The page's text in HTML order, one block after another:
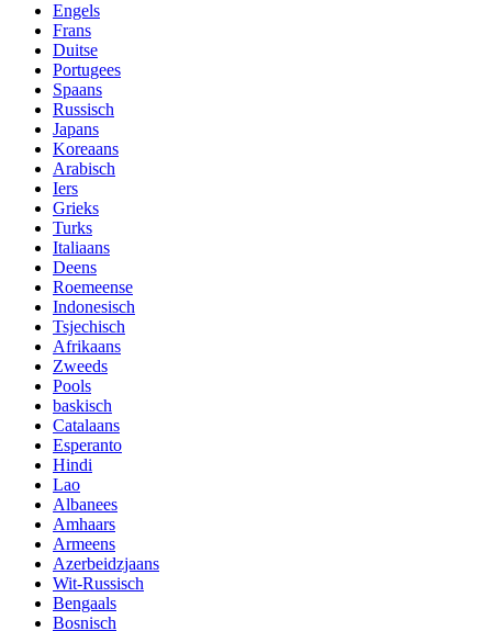
Engels
Frans
Duitse
Portugees
Spaans
Russisch
Japans
Koreaans
Arabisch
Iers
Grieks
Turks
Italiaans
Deens
Roemeense
Indonesisch
Tsjechisch
Afrikaans
Zweeds
Pools
baskisch
Catalaans
Esperanto
Hindi
Lao
Albanees
Amhaars
Armeens
Azerbeidzjaans
Wit-Russisch
Bengaals
Bosnisch